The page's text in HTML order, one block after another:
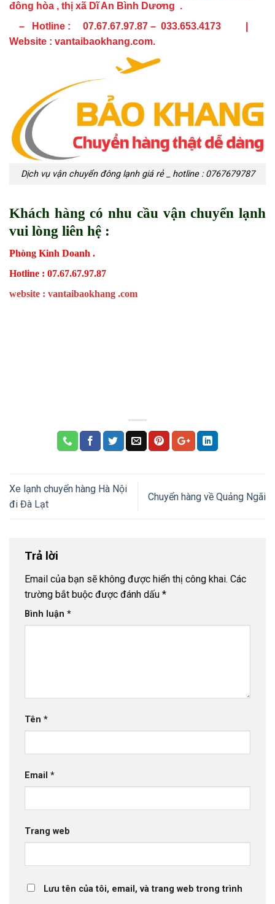
đông hòa , thị xã Dĩ An Bình Dương .
– Hotline : 07.67.67.97.87 – 033.653.4173 |
Website : vantaibaokhang.com.
Dịch vụ vận chuyển đông lạnh giá rẻ _ hotline : 0767679787
Khách hàng có nhu cầu vận chuyển lạnh
vui lòng liên hệ :
Phòng Kinh Doanh .
Hotline : 07.67.67.97.87
website : vantaibaokhang .com
Xe lạnh chuyển hàng Hà Nội
đi Đà Lạt
Chuyển hàng về Quảng Ngãi
Trả lời
Email của bạn sẽ không được hiển thị công khai. Các
trường bắt buộc được đánh dấu *
Bình luận *
Tên *
Email *
Trang web
Lưu tên của tôi, email, và trang web trong trình